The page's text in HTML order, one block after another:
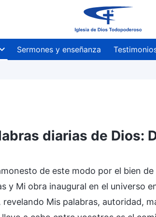
Sermones y enseñanza
diarias de Dios:
de este modo por el bien
y Mi obra inaugural en el universo
Mis palabras, autoridad,